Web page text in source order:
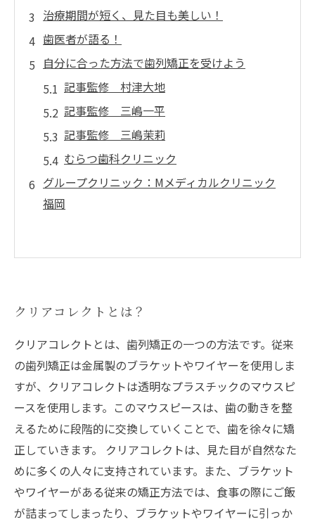
治療期間が短く、見た目も美しい！
歯医者が語る！
自分に合った方法で歯列矯正を受けよう
記事監修 村津大地
記事監修 三嶋一平
記事監修 三嶋茉莉
むらつ歯科クリニック
グループクリニック：Mメディカルクリニック
福岡
クリアコレクトとは？
クリアコレクトとは、歯列矯正の一つの方法です。従来
の歯列矯正は金属製のブラケットやワイヤーを使用しま
すが、クリアコレクトは透明なプラスチックのマウスピ
ースを使用します。このマウスピースは、歯の動きを整
えるために段階的に交換していくことで、歯を徐々に矯
正していきます。 クリアコレクトは、見た目が自然なた
めに多くの人々に支持されています。また、ブラケット
やワイヤーがある従来の矯正方法では、食事の際にご飯
が詰まってしまったり、ブラケットやワイヤーに引っか